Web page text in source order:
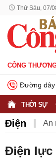
Thứ Sáu, 07/
CÔNG
Đường dây
THỜI SỰ
Điện An
Điện lực